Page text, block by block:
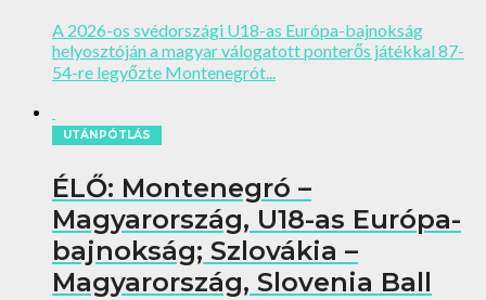
A 2026-os svédországi U18-as Európa-bajnokság
helyosztóján a magyar válogatott ponterős játékkal 87-
54-re legyőzte Montenegrót...
UTÁNPÓTLÁS
ÉLŐ: Montenegró –
Magyarország, U18-as Európa-
bajnokság; Szlovákia –
Magyarország, Slovenia Ball